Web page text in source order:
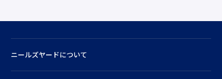
ニールズヤードについて